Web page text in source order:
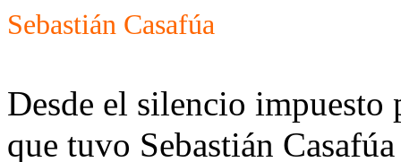
Sebastián Casafúa
Desde el silencio impuesto
que tuvo Sebastián